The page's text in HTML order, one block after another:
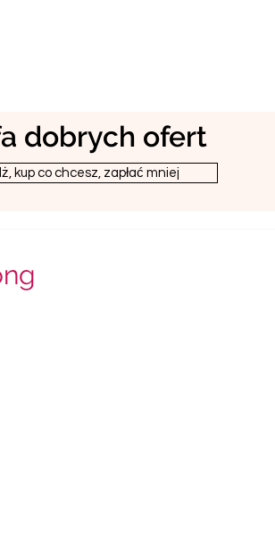
dobrych ofert
kup co chcesz, zapłać mniej